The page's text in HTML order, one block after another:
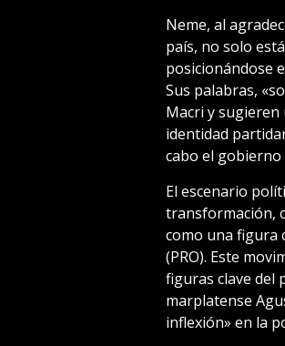
Neme, al
país, no solo
posicionándose
Sus palabras,
Macri y sugieren
identidad
cabo el gobierno
El escenario
transformación,
como una figura
(PRO). Este
figuras clave del
marplatense
inflexión» en la